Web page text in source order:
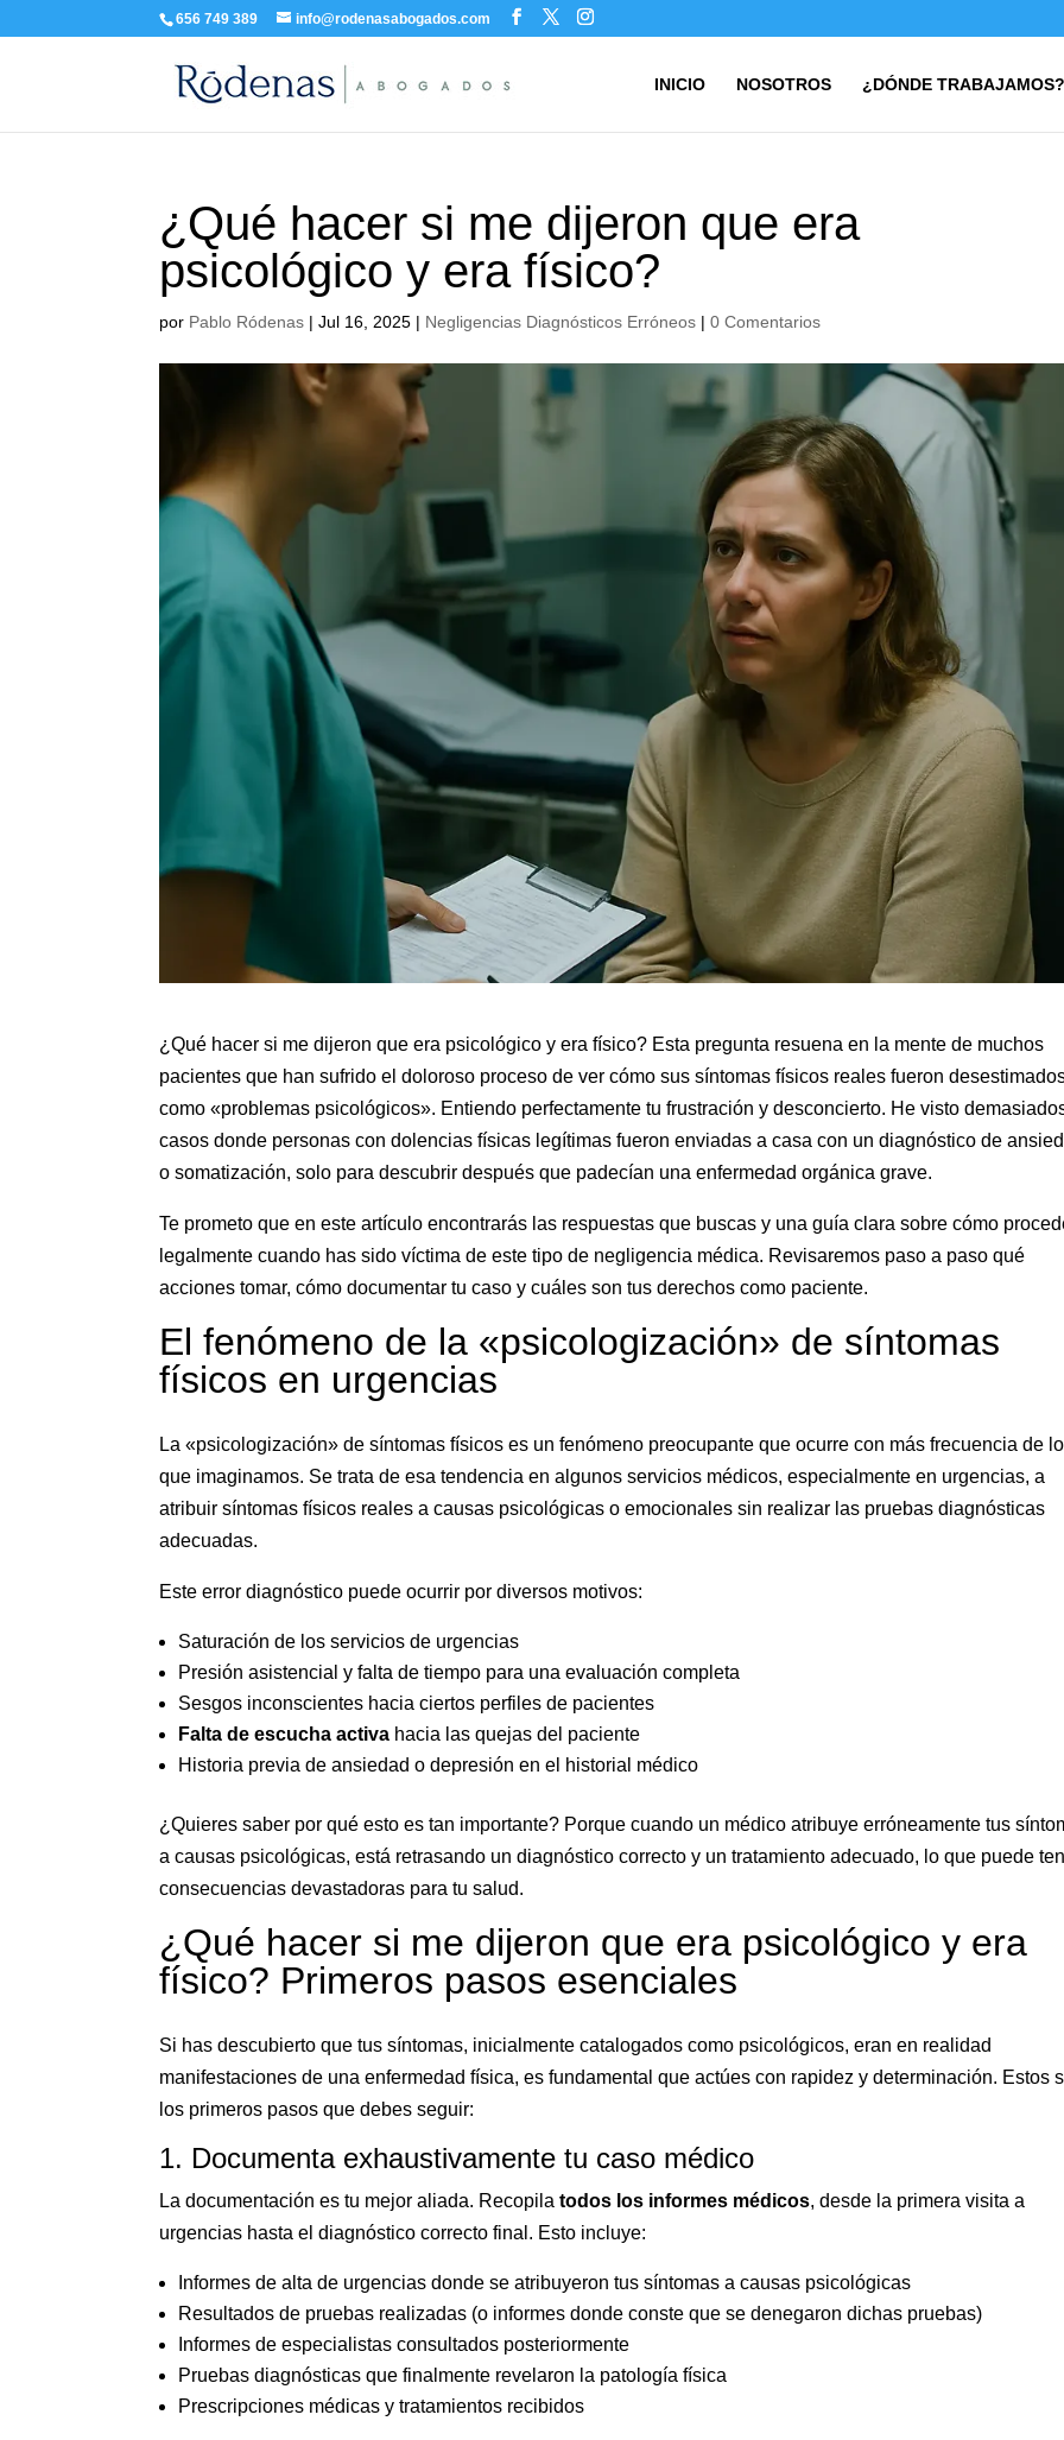
656 749 389 info@rodenasabogados.com
INICIO NOSOTROS ¿DÓNDE TRABAJAMOS?
¿Qué hacer si me dijeron que era
psicológico y era físico?
por Pablo Ródenas |Jul 16, 2025 | Negligencias Diagnósticos Erróneos |0 Comentarios
¿Qué hacer si me dijeron que era psicológico y era físico? Esta pregunta resuena en la mente de muchos
pacientes que han sufrido el doloroso proceso de ver cómo sus síntomas físicos reales fueron
como «problemas psicológicos». Entiendo perfectamente tu frustración y desconcierto. He visto
casos donde personas con dolencias físicas legítimas fueron enviadas a casa con un diagnóstico de
o somatización, solo para descubrir después que padecían una enfermedad orgánica grave.
Te prometo que en este artículo encontrarás las respuestas que buscas y una guía clara sobre cómo
legalmente cuando has sido víctima de este tipo de negligencia médica. Revisaremos paso a paso qué
acciones tomar, cómo documentar tu caso y cuáles son tus derechos como paciente.
El fenómeno de la «psicologización» de síntomas
físicos en urgencias
La «psicologización» de síntomas físicos es un fenómeno preocupante que ocurre con más frecuencia de lo
que imaginamos. Se trata de esa tendencia en algunos servicios médicos, especialmente en urgencias, a
atribuir síntomas físicos reales a causas psicológicas o emocionales sin realizar las pruebas diagnósticas
adecuadas.
Este error diagnóstico puede ocurrir por diversos motivos:
Saturación de los servicios de urgencias
Presión asistencial y falta de tiempo para una evaluación completa
Sesgos inconscientes hacia ciertos perfiles de pacientes
Falta de escucha activa hacia las quejas del paciente
Historia previa de ansiedad o depresión en el historial médico
¿Quieres saber por qué esto es tan importante? Porque cuando un médico atribuye erróneamente tus
a causas psicológicas, está retrasando un diagnóstico correcto y un tratamiento adecuado, lo que puede
consecuencias devastadoras para tu salud.
¿Qué hacer si me dijeron que era psicológico y era
físico? Primeros pasos esenciales
Si has descubierto que tus síntomas, inicialmente catalogados como psicológicos, eran en realidad
manifestaciones de una enfermedad física, es fundamental que actúes con rapidez y determinación. Estos
los primeros pasos que debes seguir:
1. Documenta exhaustivamente tu caso médico
La documentación es tu mejor aliada. Recopilatodos los informes médicos, desde la primera visita a
urgencias hasta el diagnóstico correcto final. Esto incluye:
Informes de alta de urgencias donde se atribuyeron tus síntomas a causas psicológicas
Resultados de pruebas realizadas (o informes donde conste que se denegaron dichas pruebas)
Informes de especialistas consultados posteriormente
Pruebas diagnósticas que finalmente revelaron la patología física
Prescripciones médicas y tratamientos recibidos